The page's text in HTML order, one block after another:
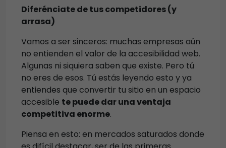
Diferénciate de tus competidores (y
arrasa)
Vamos a ser sinceros: muchas empresas aún
no entienden el valor de la accesibilidad web.
Algunas ni siquiera saben que existe. Pero tú
no eres de esos. Tú estás leyendo esto y ya
entiendes que convertir tu sitio en un espacio
accesible te puede dar una ventaja
competitiva enorme.
Piensa en esto: en mercados saturados donde